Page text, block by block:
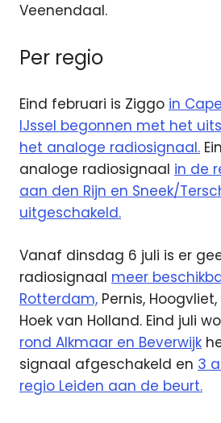
Veenendaal.
Per regio
Eind februari is Ziggo in
IJssel begonnen met het
het analoge radiosignaal.
analoge radiosignaal in de
aan den Rijn en Sneek/
uitgeschakeld.
Vanaf dinsdag 6 juli is er
radiosignaal meer
Rotterdam, Pernis,
Hoek van Holland. Eind juli
rond Alkmaar en Beverwijk
signaal afgeschakeld en 3
regio Leiden aan de beurt.